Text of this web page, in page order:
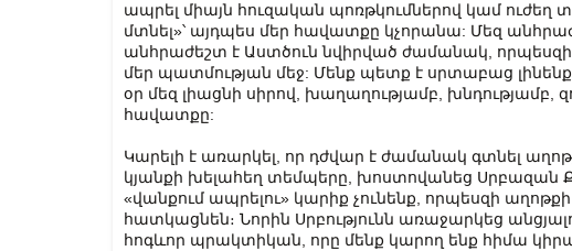
ապրել միայն հուզական պոռթկումներով կամ ուժեղ
մտնել»՝ այդպես մեր հավատքը կչորանա: Մեզ
անհրաժեշտ է Աստծուն նվիրված ժամանակ,
մեր պատմության մեջ: Մենք պետք է սրտաբաց
օր մեզ լիացնի սիրով, խաղաղությամբ, խնդությամբ,
հավատքը:
Կարելի է առարկել, որ դժվար է ժամանակ գտնել
կյանքի խելահեղ տեմպերը, խոստովանեց
«վանքում ապրելու» կարիք չունենք, որպեսզի
հատկացնեն։ Նորին Սրբությունն առաջարկեց
հոգևոր պրակտիկան, որը մենք կարող ենք հիմա